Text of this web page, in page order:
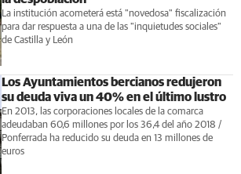
La institución acometerá está "novedosa" fiscalización
para dar respuesta a una de las "inquietudes sociales"
de Castilla y León
Los Ayuntamientos bercianos redujeron
su deuda viva un 40% en el último lustro
En 2013, las corporaciones locales de la comarca
adeudaban 60,6 millones por los 36,4 del año 2018 /
Ponferrada ha reducido su deuda en 13 millones de
euros